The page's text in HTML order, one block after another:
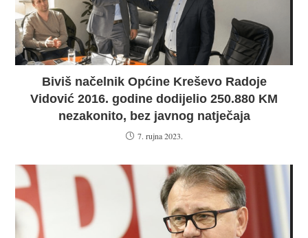
Biviš načelnik Općine Kreševo Radoje
Vidović 2016. godine dodijelio 250.880 KM
nezakonito, bez javnog natječaja
7. rujna 2023.